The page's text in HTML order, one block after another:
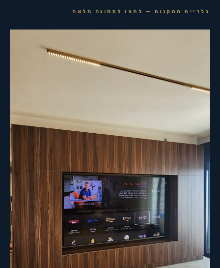
גלריית התקנות — לחצו לתמונה מלאה